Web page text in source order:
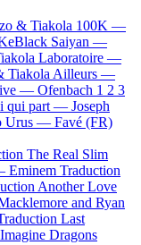
& Tiakola 100K —
Saiyan —
Laboratoire —
Tiakola Ailleurs —
— Ofenbach 1 2 3
qui part — Joseph
Urus — Favé (FR)
The Real Slim
Eminem Traduction
Another Love
and Ryan
Last
Imagine Dragons